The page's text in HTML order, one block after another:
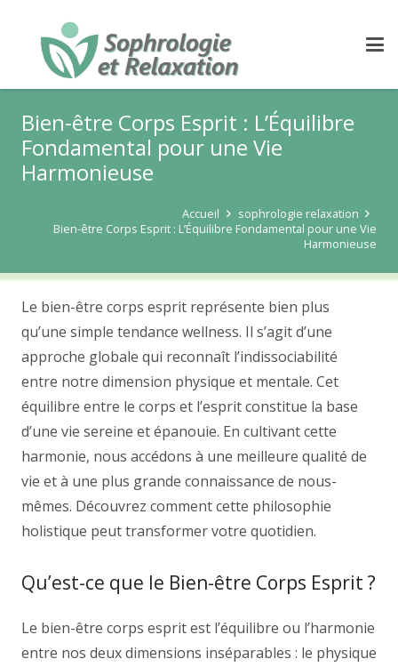
Bien-être Corps Esprit : L’Équilibre
Fondamental pour une Vie
Harmonieuse
Accueil
sophrologie relaxation
Bien-être Corps Esprit : L’Équilibre Fondamental pour une Vie
Harmonieuse
Le bien-être corps esprit représente bien plus
qu’une simple tendance wellness. Il s’agit d’une
approche globale qui reconnaît l’indissociabilité
entre notre dimension physique et mentale. Cet
équilibre entre le corps et l’esprit constitue la base
d’une vie sereine et épanouie. En cultivant cette
harmonie, nous accédons à une meilleure qualité de
vie et à une plus grande connaissance de nous-
mêmes. Découvrez comment cette philosophie
holistique peut transformer votre quotidien.
Qu’est-ce que le Bien-être Corps Esprit ?
Le bien-être corps esprit est l’équilibre ou l’harmonie
entre nos deux dimensions inséparables : le physique